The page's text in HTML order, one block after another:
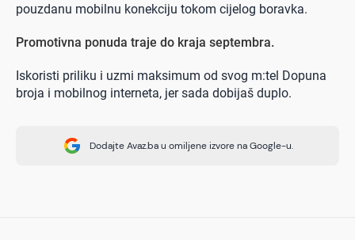
pouzdanu mobilnu konekciju tokom cijelog boravka.
Promotivna ponuda traje do kraja septembra.
Iskoristi priliku i uzmi maksimum od svog m:tel Dopuna
broja i mobilnog interneta, jer sada dobijaš duplo.
Dodajte Avaz.ba u omiljene izvore na Google-u.